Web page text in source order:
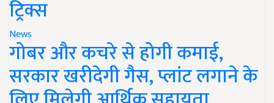
ट्रिक्स
News
गोबर और कचरे से होगी कमाई,
सरकार खरीदेगी गैस, प्लांट लगाने के